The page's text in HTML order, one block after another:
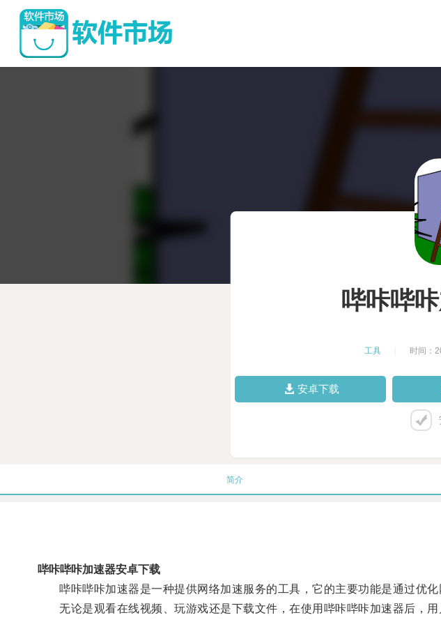
哔咔哔
工具 时间：
安卓下载
简介
哔咔哔咔加速器安卓下载
哔咔哔咔加速器是一种提供网络加速服务的工具，它的主要功能是通过优化
无论是观看在线视频、玩游戏还是下载文件，在使用哔咔哔咔加速器后，用